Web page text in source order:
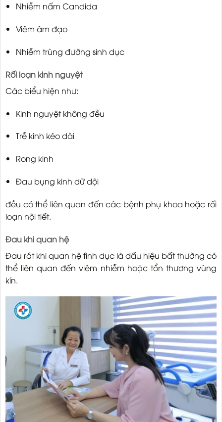
Nhiễm nấm Candida
Viêm âm đạo
Nhiễm trùng đường sinh dục
Rối loạn kinh nguyệt
Các biểu hiện như:
Kinh nguyệt không đều
Trễ kinh kéo dài
Rong kinh
Đau bụng kinh dữ dội
đều có thể liên quan đến các bệnh phụ khoa hoặc rối
loạn nội tiết.
Đau khi quan hệ
Đau rát khi quan hệ tình dục là dấu hiệu bất thường có
thể liên quan đến viêm nhiễm hoặc tổn thương vùng
kín.